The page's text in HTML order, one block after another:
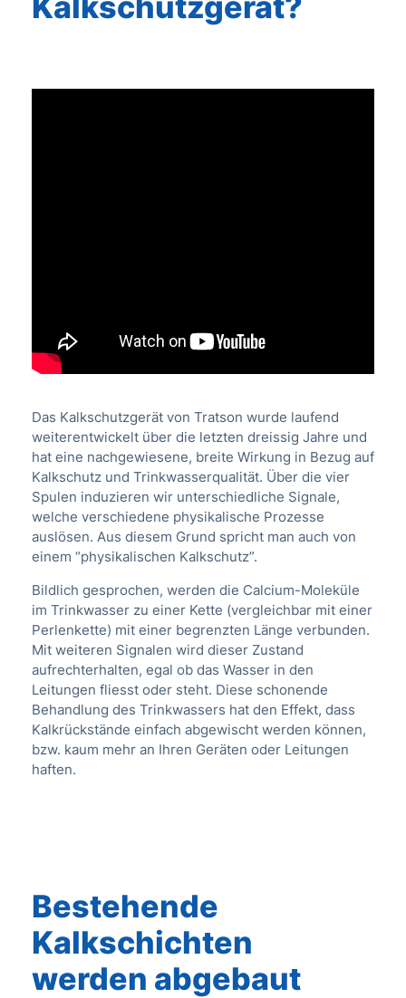
Das Kalkschutzgerät von Tratson wurde laufend
weiterentwickelt über die letzten dreissig Jahre und
hat eine nachgewiesene, breite Wirkung in Bezug auf
Kalkschutz und Trinkwasserqualität. Über die vier
Spulen induzieren wir unterschiedliche Signale,
welche verschiedene physikalische Prozesse
auslösen. Aus diesem Grund spricht man auch von
einem “physikalischen Kalkschutz”.
Bildlich gesprochen, werden die Calcium-Moleküle
im Trinkwasser zu einer Kette (vergleichbar mit einer
Perlenkette) mit einer begrenzten Länge verbunden.
Mit weiteren Signalen wird dieser Zustand
aufrechterhalten, egal ob das Wasser in den
Leitungen fliesst oder steht. Diese schonende
Behandlung des Trinkwassers hat den Effekt, dass
Kalkrückstände einfach abgewischt werden können,
bzw. kaum mehr an Ihren Geräten oder Leitungen
haften.
Bestehende
Kalkschichten
werden abgebaut